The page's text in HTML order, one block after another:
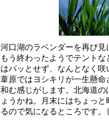
河口湖のラベンダーを再び
もう終わったようでテント
はパッとせず、なんとなく
葦原ではヨシキリが一生懸
和む感じがします。北海道
ょうかね。月末にはちょっ